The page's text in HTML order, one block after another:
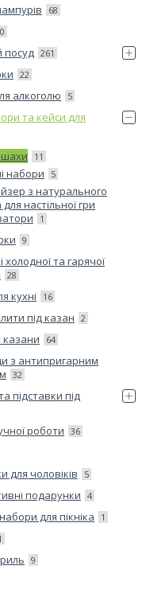
68
посуд 261
22
алкоголю 5
та кейси для
11
набори 5
з натурального
настільної гри
1
9
холодної та гарячої
28
кухні 16
під казан 2
казани 64
з антипригарним
32
підставки під
роботи 36
для чоловіків 5
подарунки 4
для пікніка 1
9